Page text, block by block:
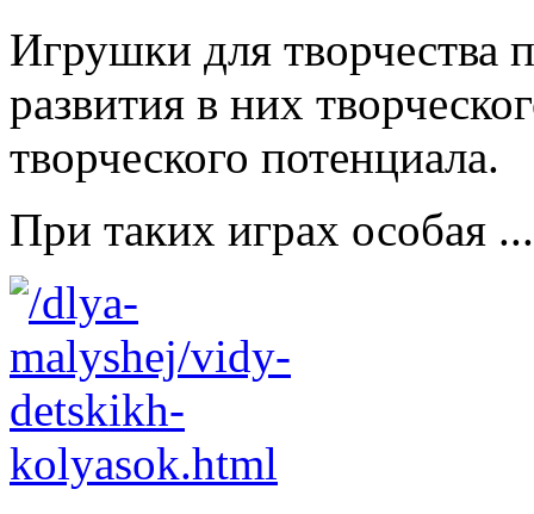
Игрушки для творчества
развития в них
творческого потенциала.
При таких играх особая ...